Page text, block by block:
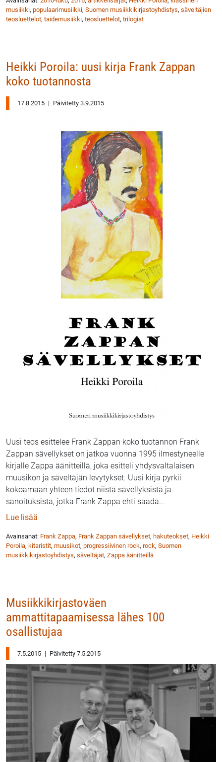
musiikki, populaarimusiikki, Suomen musiikkikirjastoyhdistys, säveltäjien
teosluettelot, taidemusiikki, teosluettelot, trilogiat
Heikki Poroila: uusi kirja Frank Zappan
koko tuotannosta
17.8.2015 | Päivitetty 3.9.2015
Uusi teos esittelee Frank Zappan koko tuotannon Frank
Zappan sävellykset on jatkoa vuonna 1995 ilmestyneelle
kirjalle Zappa äänitteillä, joka esitteli yhdysvaltalaisen
muusikon ja säveltäjän levytykset. Uusi kirja pyrkii
kokoamaan yhteen tiedot niistä sävellyksistä ja
sanoituksista, jotka Frank Zappa ehti saada …
Lue lisää
Avainsanat: Frank Zappa, Frank Zappan sävellykset, hakuteokset, Heikki
Poroila, kitaristit, muusikot, progressiivinen rock, rock, Suomen
musiikkikirjastoyhdistys, säveltäjät, Zappa äänitteillä
Musiikkikirjastoväen
ammattitapaamisessa lähes 100
osallistujaa
7.5.2015 | Päivitetty 7.5.2015